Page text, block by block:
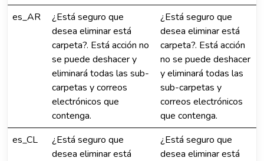
es_AR
¿Está seguro que
desea eliminar está
carpeta?. Está acción no
se puede deshacer y
eliminará todas las sub-
carpetas y correos
electrónicos que
contenga.
¿Está seguro que
desea eliminar está
carpeta?. Está acción
no se puede deshacer
y eliminará todas las
sub-carpetas y
correos electrónicos
que contenga.
es_CL
¿Está seguro que
desea eliminar está
¿Está seguro que
desea eliminar está